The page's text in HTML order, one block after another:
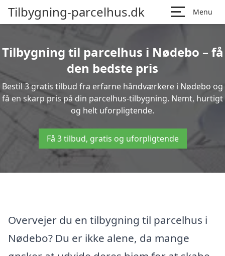
Tilbygning-parcelhus.dk Menu
Tilbygning til parcelhus i Nødebo – få
den bedste pris
Bestil 3 gratis tilbud fra erfarne håndværkere i Nødebo og
få en skarp pris på din parcelhus-tilbygning. Nemt, hurtigt
og helt uforpligtende.
Få 3 tilbud, gratis og uforpligtende
Overvejer du en tilbygning til parcelhus i
Nødebo? Du er ikke alene, da mange